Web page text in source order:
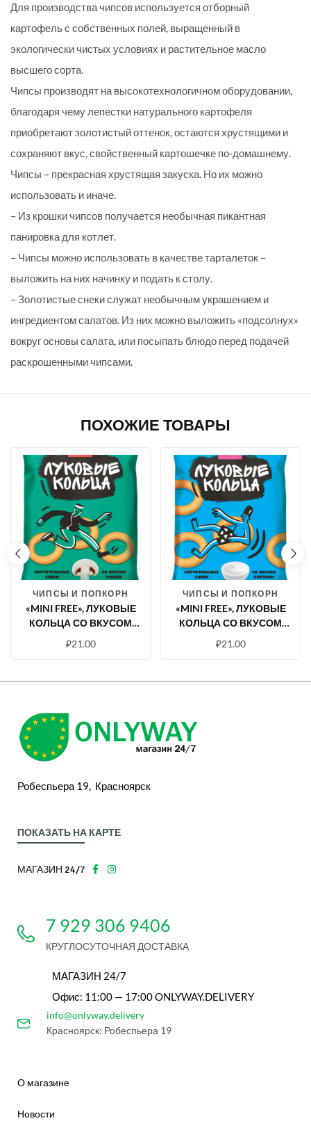
Для производства чипсов используется отборный
картофель с собственных полей, выращенный в
экологически чистых условиях и растительное масло
высшего сорта.
Чипсы производят на высокотехнологичном оборудовании,
благодаря чему лепестки натурального картофеля
приобретают золотистый оттенок, остаются хрустящими и
сохраняют вкус, свойственный картошечке по-домашнему.
Чипсы – прекрасная хрустящая закуска. Но их можно
использовать и иначе.
– Из крошки чипсов получается необычная пикантная
панировка для котлет.
– Чипсы можно использовать в качестве тарталеток –
выложить на них начинку и подать к столу.
– Золотистые снеки служат необычным украшением и
ингредиентом салатов. Из них можно выложить «подсолнух»
вокруг основы салата, или посыпать блюдо перед подачей
раскрошенными чипсами.
ПОХОЖИЕ ТОВАРЫ
ЧИПСЫ И ПОПКОРН
«MINI FREE», ЛУКОВЫЕ
КОЛЬЦА СО ВКУСОМ
ГРИБОВ, 45 Г
₽21.00
ЧИПСЫ И ПОПКОРН
«MINI FREE», ЛУКОВЫЕ
КОЛЬЦА СО ВКУСОМ
СМЕТАНЫ, 45 Г
₽21.00
Робеспьера 19, Красноярск
ПОКАЗАТЬ НА КАРТЕ
МАГАЗИН 24/7
7 929 306 9406
КРУГЛОСУТОЧНАЯ ДОСТАВКА
МАГАЗИН 24/7
Офис: 11:00 — 17:00 ONLYWAY.DELIVERY
info@onlyway.delivery
Красноярск: Робеспьера 19
О магазине
Новости